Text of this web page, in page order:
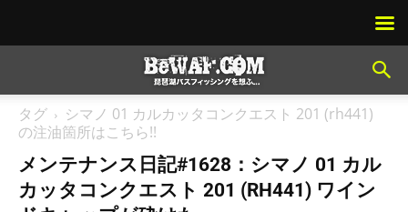
タグ
シマノ 01 カルカッタコンクエスト 201 (rh441)
の注油箇所はこちら!!
メンテナンス日記#1628：シマノ 01 カル
カッタコンクエスト 201 (RH441) ワイン